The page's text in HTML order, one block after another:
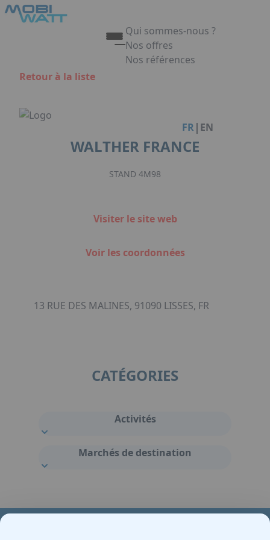
Aller au contenu principal
Qui sommes-nous ?
Nos offres
Nos références
FR | EN
Retour à la liste
WALTHER FRANCE
STAND 4M98
Visiter le site web
Voir les coordonnées
13 RUE DES MALINES, 91090 LISSES, FR
CATÉGORIES
Activités
Marchés de destination
Panneau de gestion des cookies